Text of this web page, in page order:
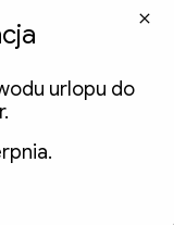
urlopu do